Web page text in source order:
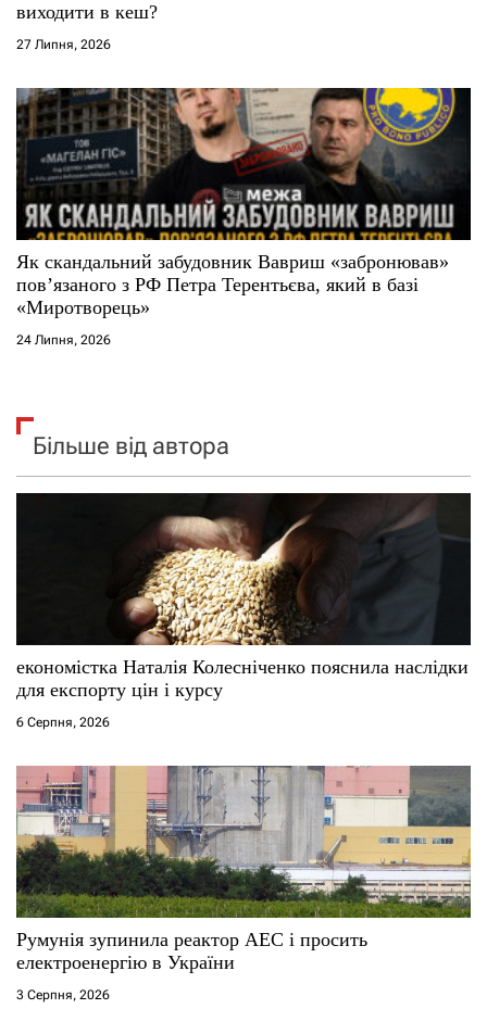
виходити в кеш?
27 Липня, 2026
Як скандальний забудовник Вавриш «забронював»
повʼязаного з РФ Петра Терентьєва, який в базі
«Миротворець»
24 Липня, 2026
Більше від автора
економістка Наталія Колесніченко пояснила наслідки
для експорту цін і курсу
6 Серпня, 2026
Румунія зупинила реактор АЕС і просить
електроенергію в України
3 Серпня, 2026